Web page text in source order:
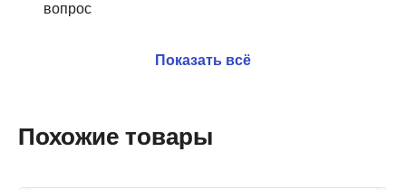
вопрос
Показать всё
Похожие товары